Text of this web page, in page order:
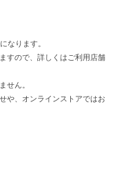
なります。
すので、詳しくはご利用店舗
せん。
や、オンラインストアではお